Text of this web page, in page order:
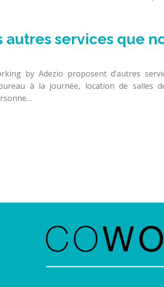
services que
by Adezio proposent d’autres
à la journée, location de salles